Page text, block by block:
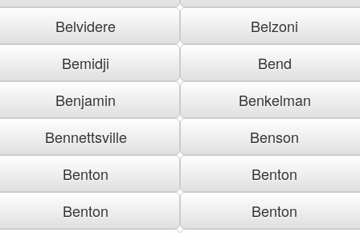
Belvidere
Belzoni
Bemidji
Bend
Benjamin
Benkelman
Bennettsville
Benson
Benton
Benton
Benton
Benton